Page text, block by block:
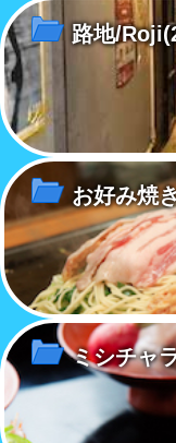
路地/Roji
お好み焼
ミシチャ